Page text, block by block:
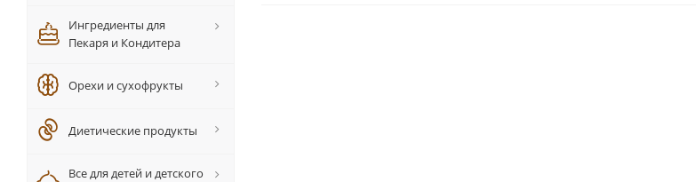
Ингредиенты для
Пекаря и Кондитера
Орехи и сухофрукты
Диетические продукты
Все для детей и детского